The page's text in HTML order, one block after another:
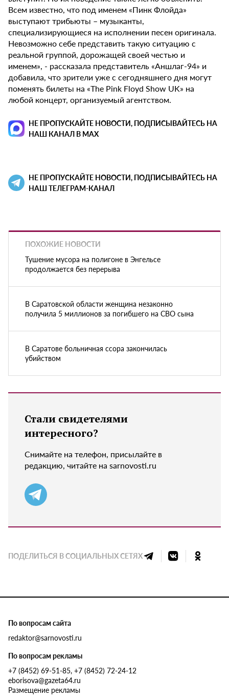
Всем известно, что под именем «Пинк Флойда»
выступают трибьюты – музыканты,
специализирующиеся на исполнении песен оригинала.
Невозможно себе представить такую ситуацию с
реальной группой, дорожащей своей честью и
именем», - рассказала представитель «Аншлаг-94» и
добавила, что зрители уже с сегодняшнего дня могут
поменять билеты на «The Pink Floyd Show UK» на
любой концерт, организуемый агентством.
НЕ ПРОПУСКАЙТЕ НОВОСТИ, ПОДПИСЫВАЙТЕСЬ НА
НАШ КАНАЛ В MAX
НЕ ПРОПУСКАЙТЕ НОВОСТИ, ПОДПИСЫВАЙТЕСЬ НА
НАШ ТЕЛЕГРАМ-КАНАЛ
ПОХОЖИЕ НОВОСТИ
Тушение мусора на полигоне в Энгельсе
продолжается без перерыва
В Саратовской области женщина незаконно
получила 5 миллионов за погибшего на СВО сына
В Саратове больничная ссора закончилась
убийством
Стали свидетелями
интересного?
Снимайте на телефон, присылайте в
редакцию, читайте на sarnovosti.ru
ПОДЕЛИТЬСЯ В СОЦИАЛЬНЫХ СЕТЯХ
По вопросам сайта
redaktor@sarnovosti.ru
По вопросам рекламы
+7 (8452) 69-51-85, +7 (8452) 72-24-12
eborisova@gazeta64.ru
Размещение рекламы